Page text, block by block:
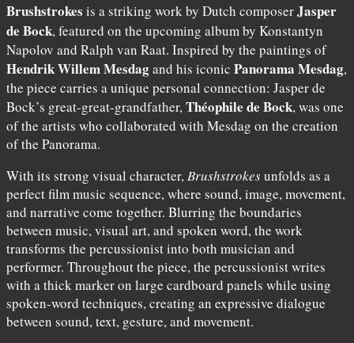
Brushstrokes is a striking work by Dutch composerJasper
de Bock, featured on the upcoming album by Konstantyn
Napolov and Ralph van Raat. Inspired by the paintings of
Hendrik Willem Mesdagand his iconic Panorama Mesdag,
the piece carries a unique personal connection: Jasper de
Bock’s great-great-grandfather,Théophile de Bock, was one
of the artists who collaborated with Mesdag on the creation
of the Panorama.
With its strong visual character,Brushstrokesunfolds as a
perfect film music sequence, where sound, image, movement,
and narrative come together. Blurring the boundaries
between music, visual art, and spoken word, the work
transforms the percussionist into both musician and
performer. Throughout the piece, the percussionist writes
with a thick marker on large cardboard panels while using
spoken-word techniques, creating an expressive dialogue
between sound, text, gesture, and movement.